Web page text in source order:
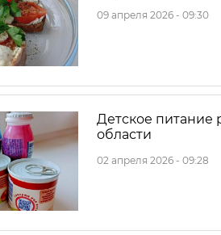
09 апреля 2026 - 09:30
Детское питание
области
02 апреля 2026 - 09:28